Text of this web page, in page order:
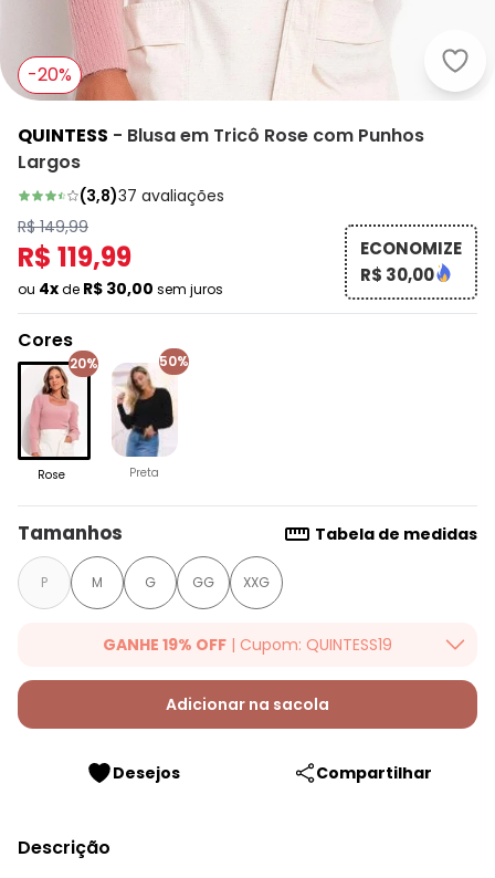
-20%
QUINTESS - Blusa em Tricô Rose com Punhos
Largos
(3,8)37 avaliações
R$ 149,99
R$ 119,99
ou 4xde R$ 30,00 sem juros
ECONOMIZE
R$ 30,00
Cores
20%
Rose
50%
Preta
Tamanhos Tabela de medidas
P M G GG XXG
GANHE 19% OFF | Cupom: QUINTESS19
Ganhe 19% OFF Extra em qualquer valor, usando o cupom:
QUINTESS19. Válido para toda loja Quintess, até 07/08/2026.
Adicionar na sacola
Desejos Compartilhar
Descrição